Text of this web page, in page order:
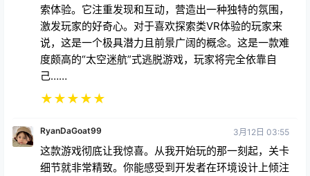
索体验。它注重发现和互动，营造出一种独特的氛围，
激发玩家的好奇心。对于喜欢探索类VR体验的玩家来
说，这是一个极具潜力且前景广阔的概念。这是一款难
度颇高的“太空迷航”式逃脱游戏，玩家将完全依靠自
己……
★★★★★
RyanDaGoat99 3月12日 03:55
这款游戏彻底让我惊喜。从我开始玩的那一刻起，关卡
细节就非常精致。你能感受到开发者在环境设计上倾注